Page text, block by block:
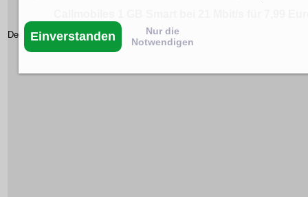
Der Einverstanden
Nur die
Notwendigen